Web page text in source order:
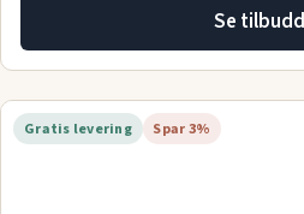
Se
Gratis levering Spar 3%